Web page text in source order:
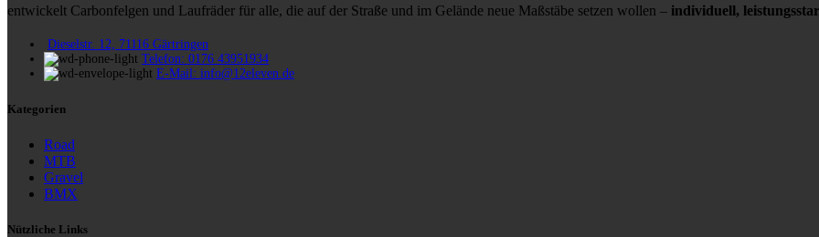
entwickelt Carbonfelgen und Laufräder für alle, die auf der Straße und im Gelände neue Maßstäbe setzen wollen – individuell,
Dieselstr. 12, 71116 Gärtringen
Telefon: 0176 43951934
E-Mail: info@12eleven.de
Kategorien
Road
MTB
Gravel
BMX
Nützliche Links